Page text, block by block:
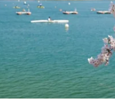
ス・起業
くり・地域活性化